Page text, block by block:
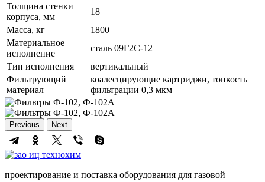
Толщина стенки
корпуса, мм
18
Масса, кг
1800
Материальное
исполнение
сталь 09Г2С-12
Тип исполнения
вертикальный
Фильтрующий
материал
коалесцирующие картриджи, тонкость
фильтрации 0,3 мкм
Previous Next
проектирование и поставка оборудования для газовой